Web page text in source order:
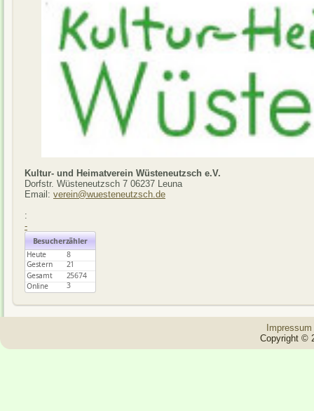
Kultur- und Heimatverein Wüsteneutzsch e.V.
Dorfstr. Wüsteneutzsch 7 06237 Leuna
Email: verein@wuesteneutzsch.de
:
-
Impressum
Copyright ©